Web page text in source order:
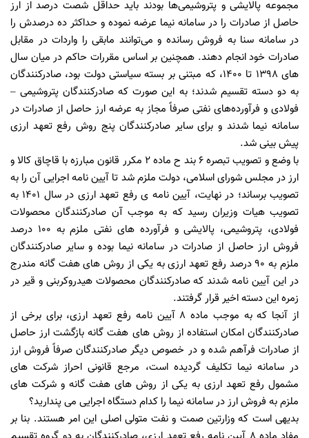
مجموعه پالایشی و پتروشیمی‌ها بودند باید حداقل شصت درصد از ارز
حاصل از صادرات را در سامانه نیما عرضه نموده و حداکثر ده درصدش را
در سامانه سنا به فروش رسانده و می‌توانند مابقی را واردات در مقابل
صادرات خود انجام دهند. همچنین بر اساس مقررات حاکم در میان سال
های 1398 تا 1400، که مبتنی بر بسته سیاستی دولت بود، صادرکنندگان
به دو دسته تقسیم شدند؛ به این صورت که صادرکنندگان پتروشیمی –
فولادی و فرآورده‌های نفتی صرفاً مجاز به عرضه ارز حاصل از صادرات در
سامانه نیما شدند و برای سایر صادرکنندگان پنج روش رفع تعهد ارزی
پیش بینی شد.
با وضع و تصویب تبصره 6 بند ح ماده 2 مکرر قانون مبارزه با قاچاق کالا و
ارز در مجلس شورای اسلامی، دولت ملزم شد تا آیین نامه اجرایی آن را به
تصویب برساند؛ در نهایت، آیین نامه ی رفع تعهد ارزی در سال 1401 به
تصویب هیات وزیران رسید که به موجب آن صادرکنندگان محصولات
فولادی، پتروشیمی، پالایشی و فرآورده های نفتی ملزم به 100 درصد
فروش ارز حاصل از صادرات در سامانه نیما بوده و سایر صادرکنندگان
ملزم به 90 درصد رفع تعهد ارزی به یکی از روش های هفت گانه مندرج
در این آیین نامه شدند که صادرکنندگان محصولات هیدروکربنی و قیر در
زمره این دسته اخیر قرار گرفتند.
از آنجا که به موجب ماده 8 آیین نامه رفع تعهد ارزی، برای برخی از
صادرکنندگان امکان استفاده از روش های هفت گانه بازگشت ارز حاصل
از صادرات فرآهم شده و در خصوص دیگر صادرکنندگان صرفاً فروش ارز
در سامانه نیما تکلیف گردیده است، مرجع قانونی احراز شرکت های
مشمول رفع تعهد ارزی به یکی از روش های هفت گانه و شرکت های
ملزم به فروش ارز در سامانه نیما را کدام دستگاه اجرایی می پندارید؟
بدیهی است که وزارتین صمت و نفت متولی اصلی این امر هستند. بنا بر